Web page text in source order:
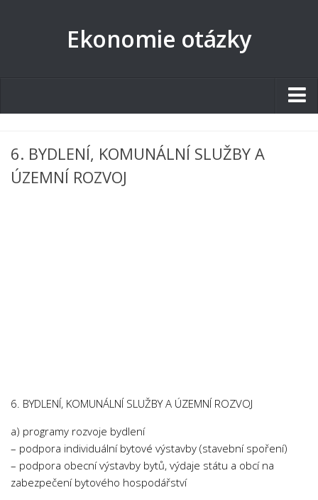
Ekonomie otázky
Tematické okruhy
Angličtina
Ekonomie
Fyzika
Informatika
Jazyky
6. BYDLENÍ, KOMUNÁLNÍ SLUŽBY A
ÚZEMNÍ ROZVOJ
6. BYDLENÍ, KOMUNÁLNÍ SLUŽBY A ÚZEMNÍ ROZVOJ
a) programy rozvoje bydlení
– podpora individuální bytové výstavby (stavební spoření)
– podpora obecní výstavby bytů, výdaje státu a obcí na
zabezpečení bytového hospodářství